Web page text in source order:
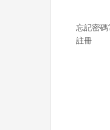
忘記密碼
註冊